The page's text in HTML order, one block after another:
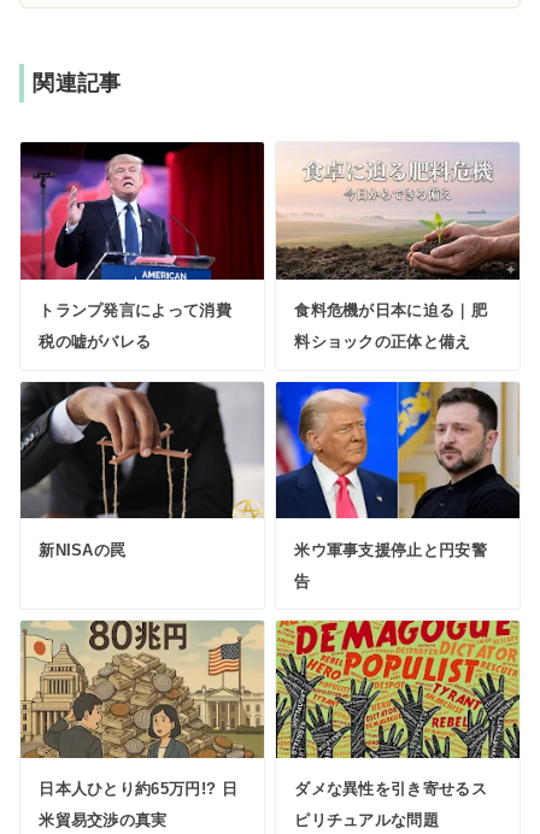
関連記事
トランプ発言によって消費
税の嘘がバレる
食料危機が日本に迫る｜肥
料ショックの正体と備え
新NISAの罠
米ウ軍事支援停止と円安警
告
日本人ひとり約65万円!? 日
米貿易交渉の真実
ダメな異性を引き寄せるス
ピリチュアルな問題